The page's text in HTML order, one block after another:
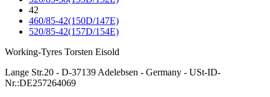
42
460/85-42(150D/147E)
520/85-42(157D/154E)
Working-Tyres Torsten Eisold
Lange Str.20 - D-37139 Adelebsen - Germany - USt-ID-
Nr.:DE257264069